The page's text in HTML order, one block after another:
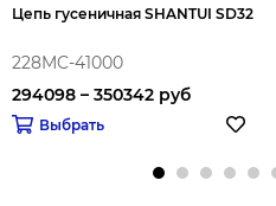
Цепь гусеничная SHANTUI SD32
228MC-41000
294098 – 350342 руб
Выбрать